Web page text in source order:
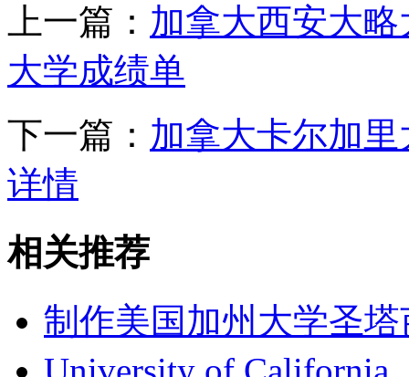
上一篇： 加拿大西安大
大学成绩单
下一篇： 加拿大卡尔加
详情
相关推荐
制作美国加州大学圣